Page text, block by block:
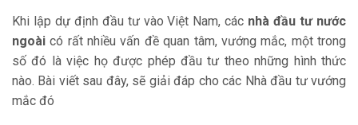
Khi lập dự định đầu tư vào Việt Nam, các nhà đầu tư nước
ngoài có rất nhiều vấn đề quan tâm, vướng mắc, một trong
số đó là việc họ được phép đầu tư theo những hình thức
nào. Bài viết sau đây, sẽ giải đáp cho các Nhà đầu tư vướng
mắc đó